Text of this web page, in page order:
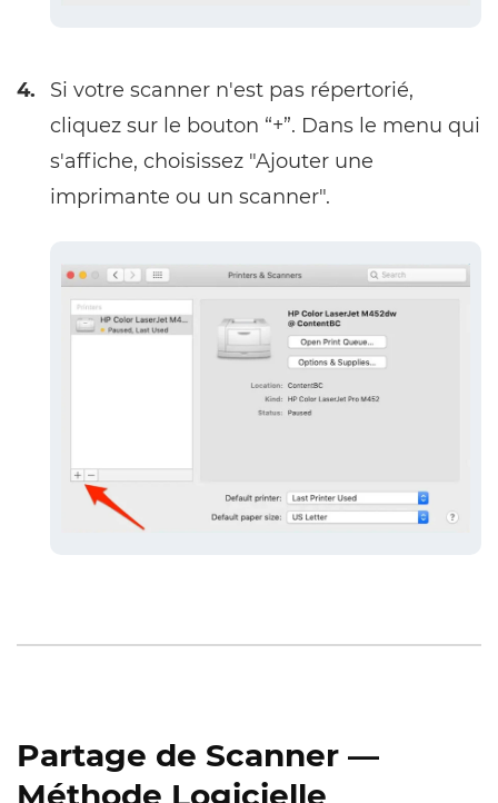
4.
Si votre scanner n'est pas répertorié,
cliquez sur le bouton “+”. Dans le menu qui
s'affiche, choisissez "Ajouter une
imprimante ou un scanner".
Partage de Scanner —